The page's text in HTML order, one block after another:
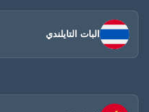
البات التايلندي